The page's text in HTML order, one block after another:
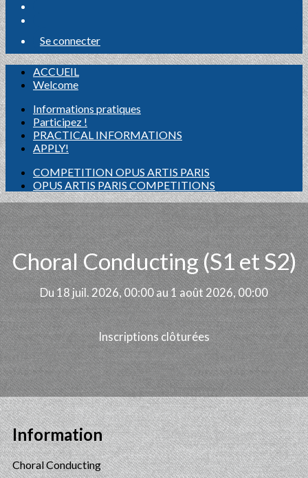
Se connecter
ACCUEIL
Welcome
Informations pratiques
Participez !
PRACTICAL INFORMATIONS
APPLY!
COMPETITION OPUS ARTIS PARIS
OPUS ARTIS PARIS COMPETITIONS
Choral Conducting (S1 et S2)
Du 18 juil. 2026, 00:00 au 1 août 2026, 00:00
Inscriptions clôturées
Information
Choral Conducting